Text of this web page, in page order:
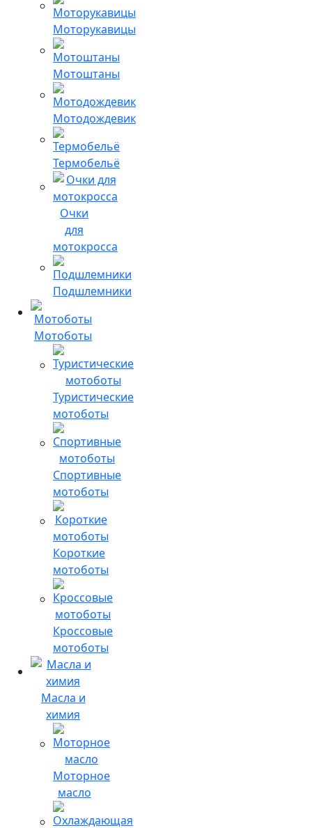
Моторукавицы
Мотоштаны
Мотодождевик
Термобельё
Очки
для
мотокросса
Подшлемники
Мотоботы
Туристические
мотоботы
Спортивные
мотоботы
Короткие
мотоботы
Кроссовые
мотоботы
Масла и
химия
Моторное
масло